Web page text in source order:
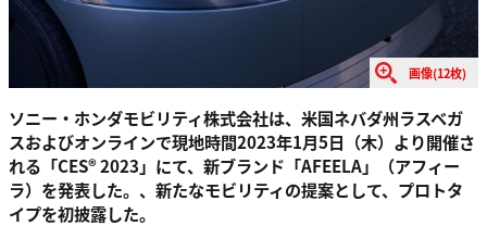
画像(12枚)
ソニー・ホンダモビリティ株式会社は、米国ネバダ州ラスベガ
スおよびオンラインで現地時間2023年1月5日（木）より開催さ
れる「CES® 2023」にて、新ブランド「AFEELA」（アフィー
ラ）を発表した。、新たなモビリティの提案として、プロトタ
イプを初披露した。